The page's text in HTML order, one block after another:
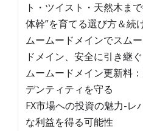
ト・ツイスト・天然木ま
体幹”を育てる選び方＆続
ムームードメインでスム
ドメイン、安全に引き継ぐ
ムームードメイン更新料
デンティティを守る
FX市場への投資の魅力-レ
な利益を得る可能性